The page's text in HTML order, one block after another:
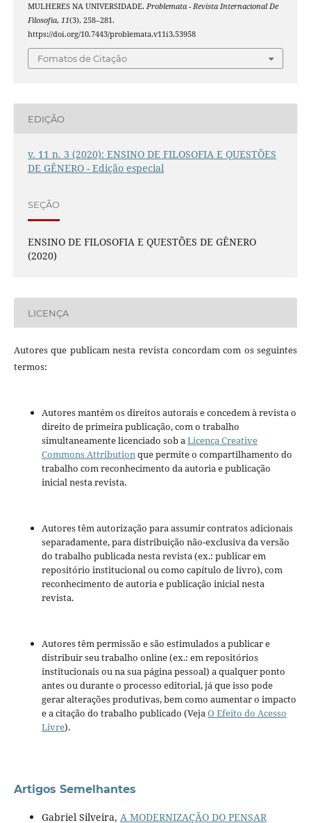
MULHERES NA UNIVERSIDADE. Problemata - Revista Internacional De
Filosofia, 11(3), 258–281.
https://doi.org/10.7443/problemata.v11i3.53958
Fomatos de Citação
EDIÇÃO
v. 11 n. 3 (2020): ENSINO DE FILOSOFIA E QUESTÕES
DE GÊNERO - Edição especial
SEÇÃO
ENSINO DE FILOSOFIA E QUESTÕES DE GÊNERO
(2020)
LICENÇA
Autores que publicam nesta revista concordam com os seguintes
termos:
Autores mantém os direitos autorais e concedem à revista o
direito de primeira publicação, com o trabalho
simultaneamente licenciado sob aLicença Creative
Commons Attributionque permite o compartilhamento do
trabalho com reconhecimento da autoria e publicação
inicial nesta revista.
Autores têm autorização para assumir contratos adicionais
separadamente, para distribuição não-exclusiva da versão
do trabalho publicada nesta revista (ex.: publicar em
repositório institucional ou como capítulo de livro), com
reconhecimento de autoria e publicação inicial nesta
revista.
Autores têm permissão e são estimulados a publicar e
distribuir seu trabalho online (ex.: em repositórios
institucionais ou na sua página pessoal) a qualquer ponto
antes ou durante o processo editorial, já que isso pode
gerar alterações produtivas, bem como aumentar o impacto
e a citação do trabalho publicado (VejaO Efeito do Acesso
Livre).
Artigos Semelhantes
Gabriel Silveira, A MODERNIZAÇÃO DO PENSAR